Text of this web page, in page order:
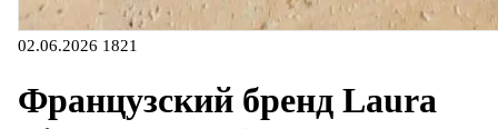
02.06.2026 1821
Французский бренд Laura